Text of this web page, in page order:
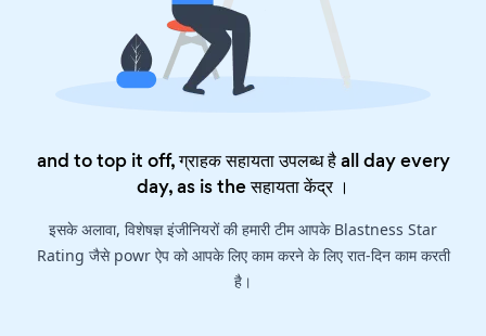
and to top it off, ग्राहक सहायता उपलब्ध है all day every
day, as is theसहायता केंद्र।
इसके अलावा, विशेषज्ञ इंजीनियरों की हमारी टीम आपके Blastness Star
Rating जैसे powr ऐप को आपके लिए काम करने के लिए रात-दिन काम करती
है।